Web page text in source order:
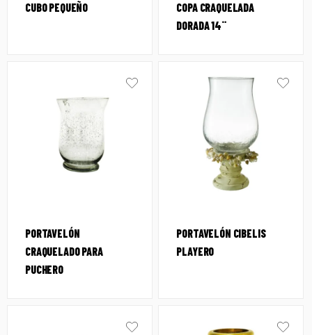
CUBO PEQUEÑO
COPA CRAQUELADA
DORADA 14¨
PORTAVELÓN
CRAQUELADO PARA
PUCHERO
PORTAVELÓN CIBELIS
PLAYERO